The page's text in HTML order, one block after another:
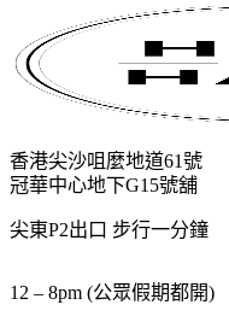
香港尖沙咀麼地道61號
冠華中心地下G15號舖
尖東P2出口 步行一分鐘
12 – 8pm (公眾假期都開)